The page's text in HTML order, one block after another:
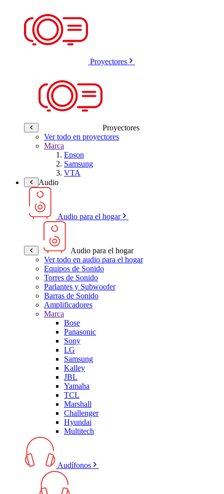
Proyectores
Proyectores
Ver todo en proyectores
Marca
Epson
Samsung
VTA
Audio
Audio para el hogar
Audio para el hogar
Ver todo en audio para el hogar
Equipos de Sonido
Torres de Sonido
Parlantes y Subwoofer
Barras de Sonido
Amplificadores
Marca
Bose
Panasonic
Sony
LG
Samsung
Kalley
JBL
Yamaha
TCL
Marshall
Challenger
Hyundai
Multitech
Audífonos